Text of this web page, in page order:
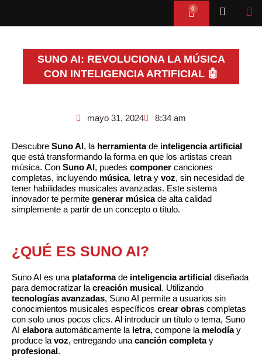
contenido
0
Cart
SUNO AI: REVOLUCIONA LA MÚSICA
CON INTELIGENCIA ARTIFICIAL 🤖
mayo 31, 2024 8:34 am
Descubre Suno AI, la herramientade inteligencia artificial
que está transformando la forma en que los artistas crean
música. Con Suno AI, puedes componer canciones
completas, incluyendo música, letray voz, sin necesidad de
tener habilidades musicales avanzadas. Este sistema
innovador te permite generar músicade alta calidad
simplemente a partir de un concepto o título.
¿QUÉ ES SUNO AI?
Suno AI es una plataformade inteligencia artificial diseñada
para democratizar la creación musical. Utilizando
tecnologías avanzadas, Suno AI permite a usuarios sin
conocimientos musicales específicos crear obras completas
con solo unos pocos clics. Al introducir un título o tema, Suno
AI elaboraautomáticamente la letra, compone la melodíay
produce la voz, entregando una canción completay
profesional.